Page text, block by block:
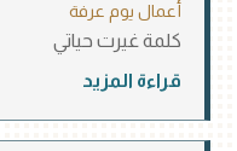
أعمال يوم عرفة
كلمة غيرت حياتي
قراءة المزيد